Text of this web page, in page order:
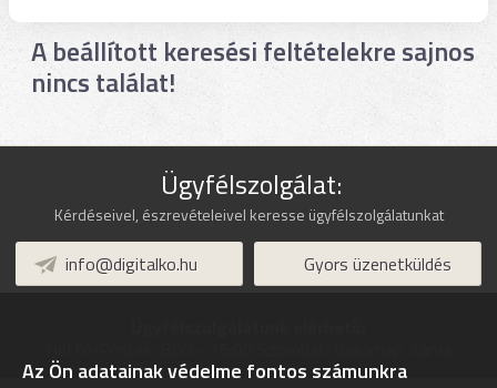
A beállított keresési feltételekre sajnos
nincs találat!
Ügyfélszolgálat:
Kérdéseivel, észrevételeivel keresse ügyfélszolgálatunkat
info@digitalko.hu Gyors üzenetküldés
Az Ön adatainak védelme fontos számunkra